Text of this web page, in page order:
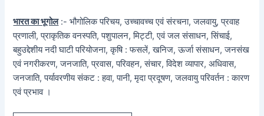
भारत का भूगोल:- भौगोलिक परिचय, उच्चावच्च एवं संरचना, जलवायु, प्रवाह
प्रणाली, प्राकृतिक वनस्पति, पशुपालन, मिट्टी, एवं जल संसाधन, सिंचाई,
बहुउद्देशीय नदी घाटी परियोजना, कृषि : फसलें, खनिज, ऊर्जा संसाधन, जनसंख
एवं नगरीकरण, जनजाति, प्रवास, परिवहन, संचार, विदेश व्यापार, अधिवास,
जनजाति, पर्यावरणीय संकट : हवा, पानी, मृदा प्रदूषण, जलवायु परिवर्तन : कारण
एवं प्रभाव ।